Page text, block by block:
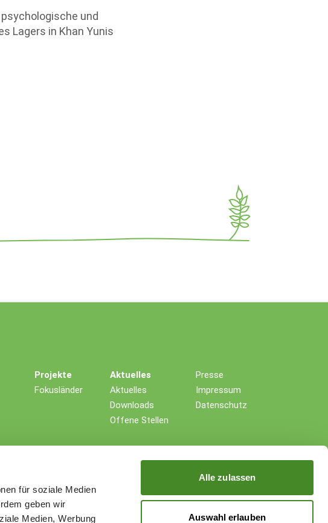
für soziale Medien
geben wir
Medien, Werbung
Alle zulassen
Auswahl erlauben
und
Lagers in Khan Yunis
Projekte
Fokusländer
Aktuelles
Aktuelles
Downloads
Offene Stellen
Presse
Impressum
Datenschutz